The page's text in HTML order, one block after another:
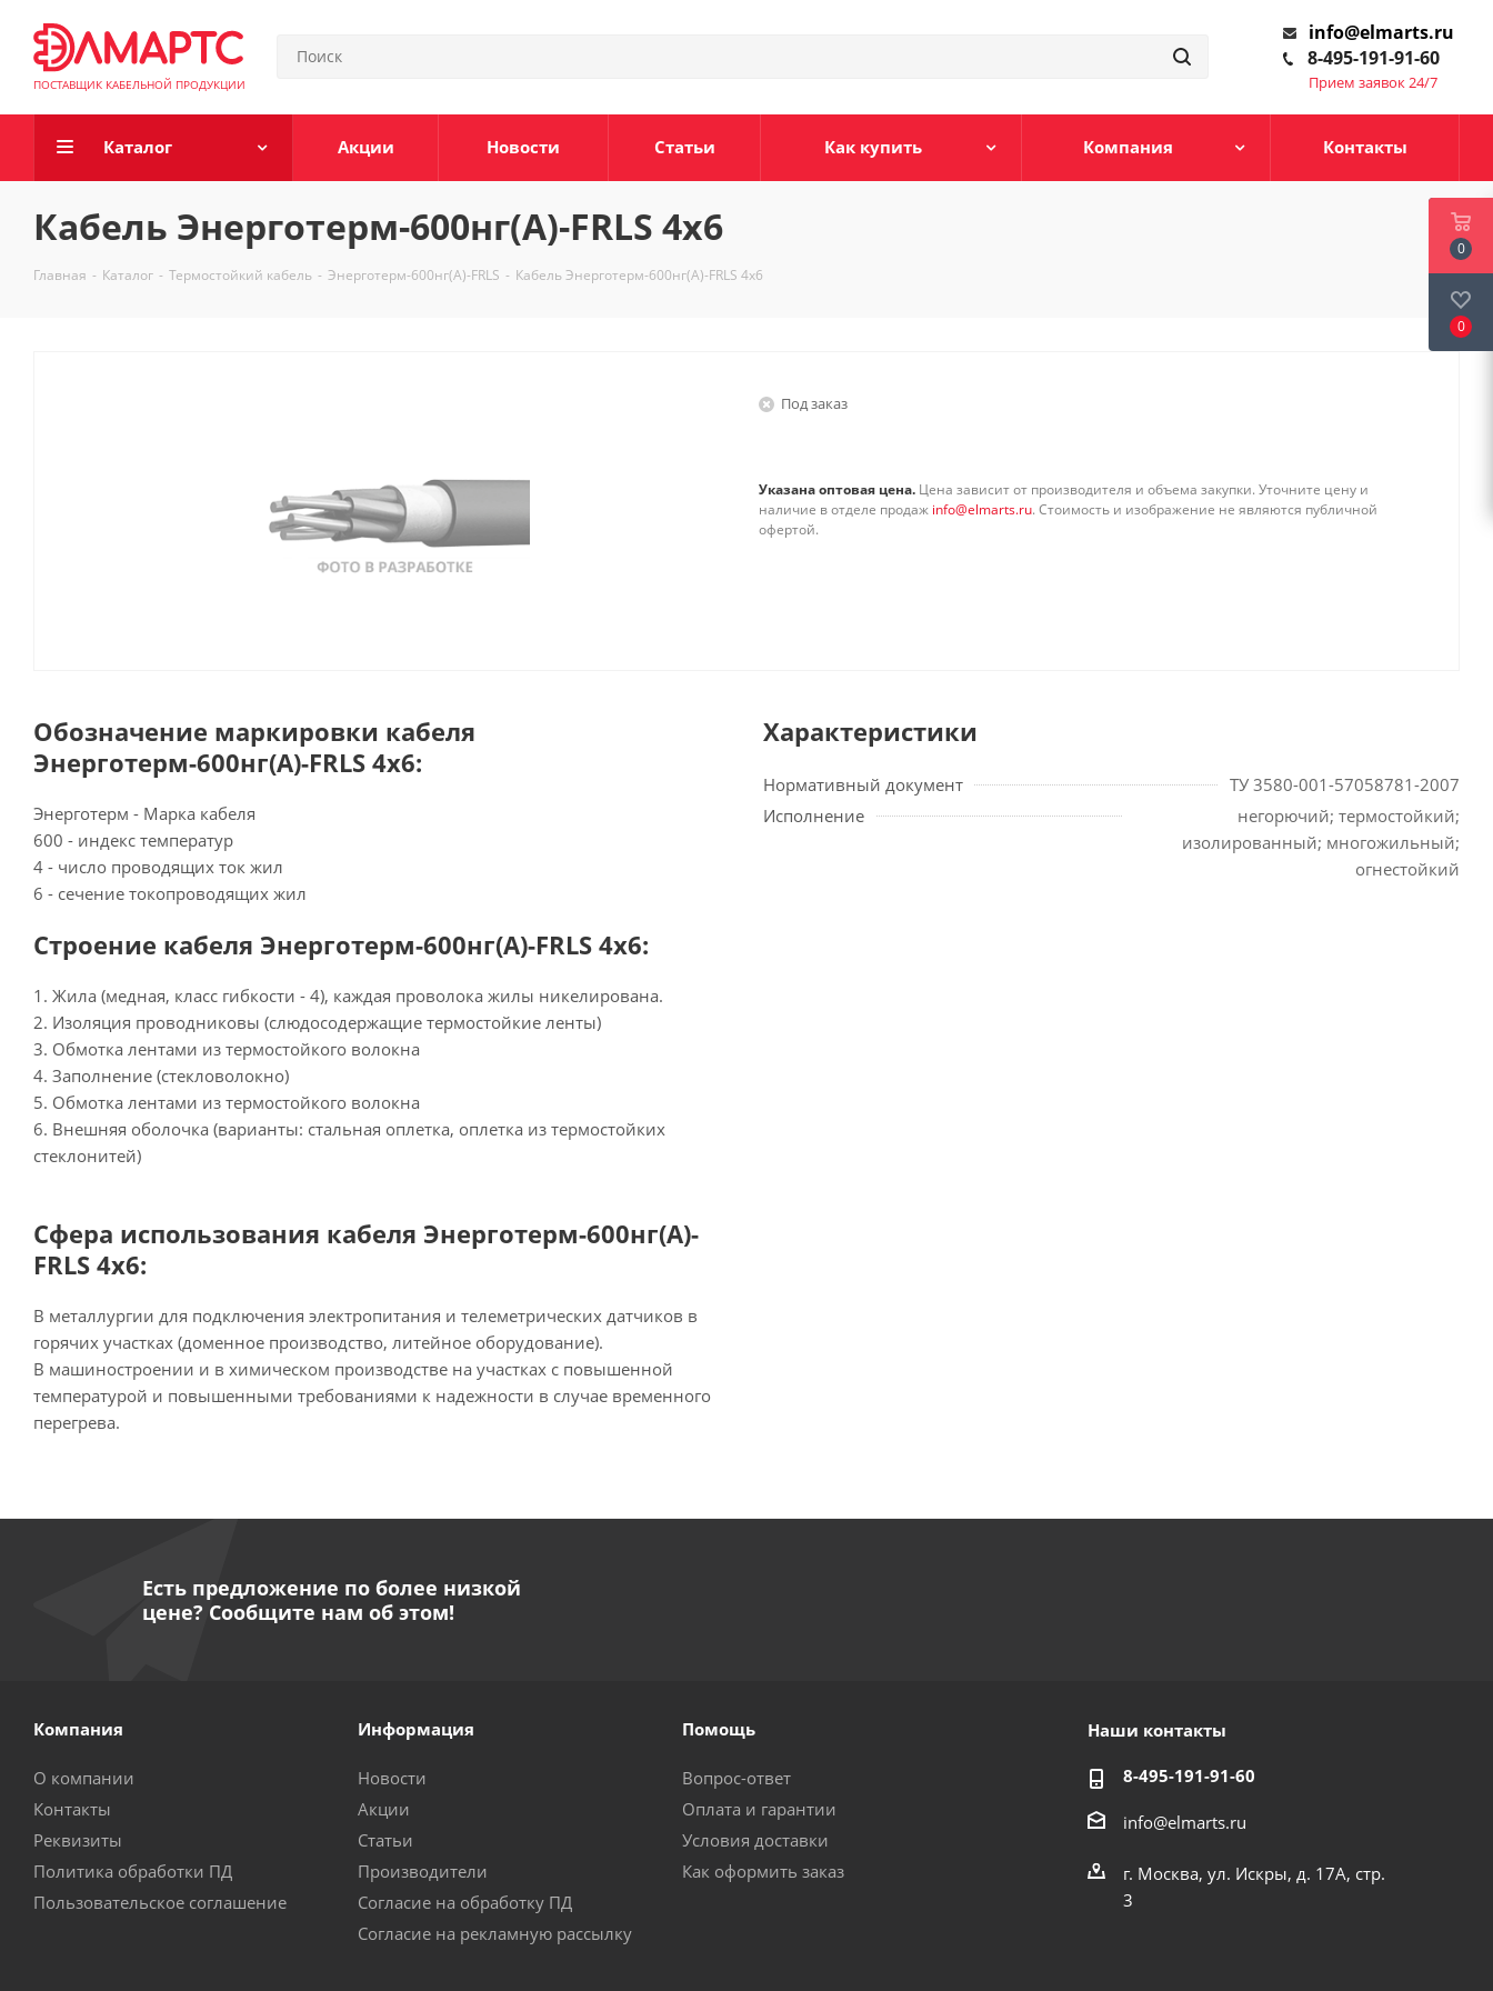
ПОСТАВЩИК КАБЕЛЬНОЙ ПРОДУКЦИИ
info@elmarts.ru
8-495-191-91-60
Прием заявок 24/7
Каталог Акции Новости Статьи Как купить Компания Контакты
Кабель Энерготерм-600нг(А)-FRLS 4х6
Главная - Каталог - Термостойкий кабель - Энерготерм-600нг(А)-FRLS - Кабель Энерготерм-600нг(А)-FRLS 4х6
Под заказ
Указана оптовая цена. Цена зависит от производителя и объема закупки. Уточните цену и
наличие в отделе продаж info@elmarts.ru. Стоимость и изображение не являются публичной
офертой.
Обозначение маркировки кабеля
Энерготерм-600нг(А)-FRLS 4х6:
Энерготерм - Марка кабеля
600 - индекс температур
4 - число проводящих ток жил
6 - сечение токопроводящих жил
Строение кабеля Энерготерм-600нг(А)-FRLS 4х6:
1. Жила (медная, класс гибкости - 4), каждая проволока жилы никелирована.
2. Изоляция проводниковы (слюдосодержащие термостойкие ленты)
3. Обмотка лентами из термостойкого волокна
4. Заполнение (стекловолокно)
5. Обмотка лентами из термостойкого волокна
6. Внешняя оболочка (варианты: стальная оплетка, оплетка из термостойких
стеклонитей)
Сфера использования кабеля Энерготерм-600нг(А)-
FRLS 4х6:
В металлургии для подключения электропитания и телеметрических датчиков в
горячих участках (доменное производство, литейное оборудование).
В машиностроении и в химическом производстве на участках с повышенной
температурой и повышенными требованиями к надежности в случае временного
перегрева.
Характеристики
Нормативный документ
ТУ 3580-001-57058781-2007
Исполнение
негорючий; термостойкий;
изолированный; многожильный;
огнестойкий
Есть предложение по более низкой
цене? Сообщите нам об этом!
Компания
О компании
Контакты
Реквизиты
Политика обработки ПД
Пользовательское соглашение
Информация
Новости
Акции
Статьи
Производители
Согласие на обработку ПД
Согласие на рекламную рассылку
Помощь
Вопрос-ответ
Оплата и гарантии
Условия доставки
Как оформить заказ
Наши контакты
8-495-191-91-60
info@elmarts.ru
г. Москва, ул. Искры, д. 17А, стр.
3
0
0